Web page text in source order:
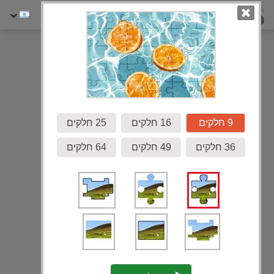
גלריה
9 חלקים 16 חלקים 25 חלקים
36 חלקים 49 חלקים 64 חלקים